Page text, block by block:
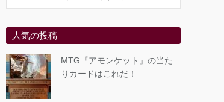
人気の投稿
MTG『アモンケット』の当た
りカードはこれだ！